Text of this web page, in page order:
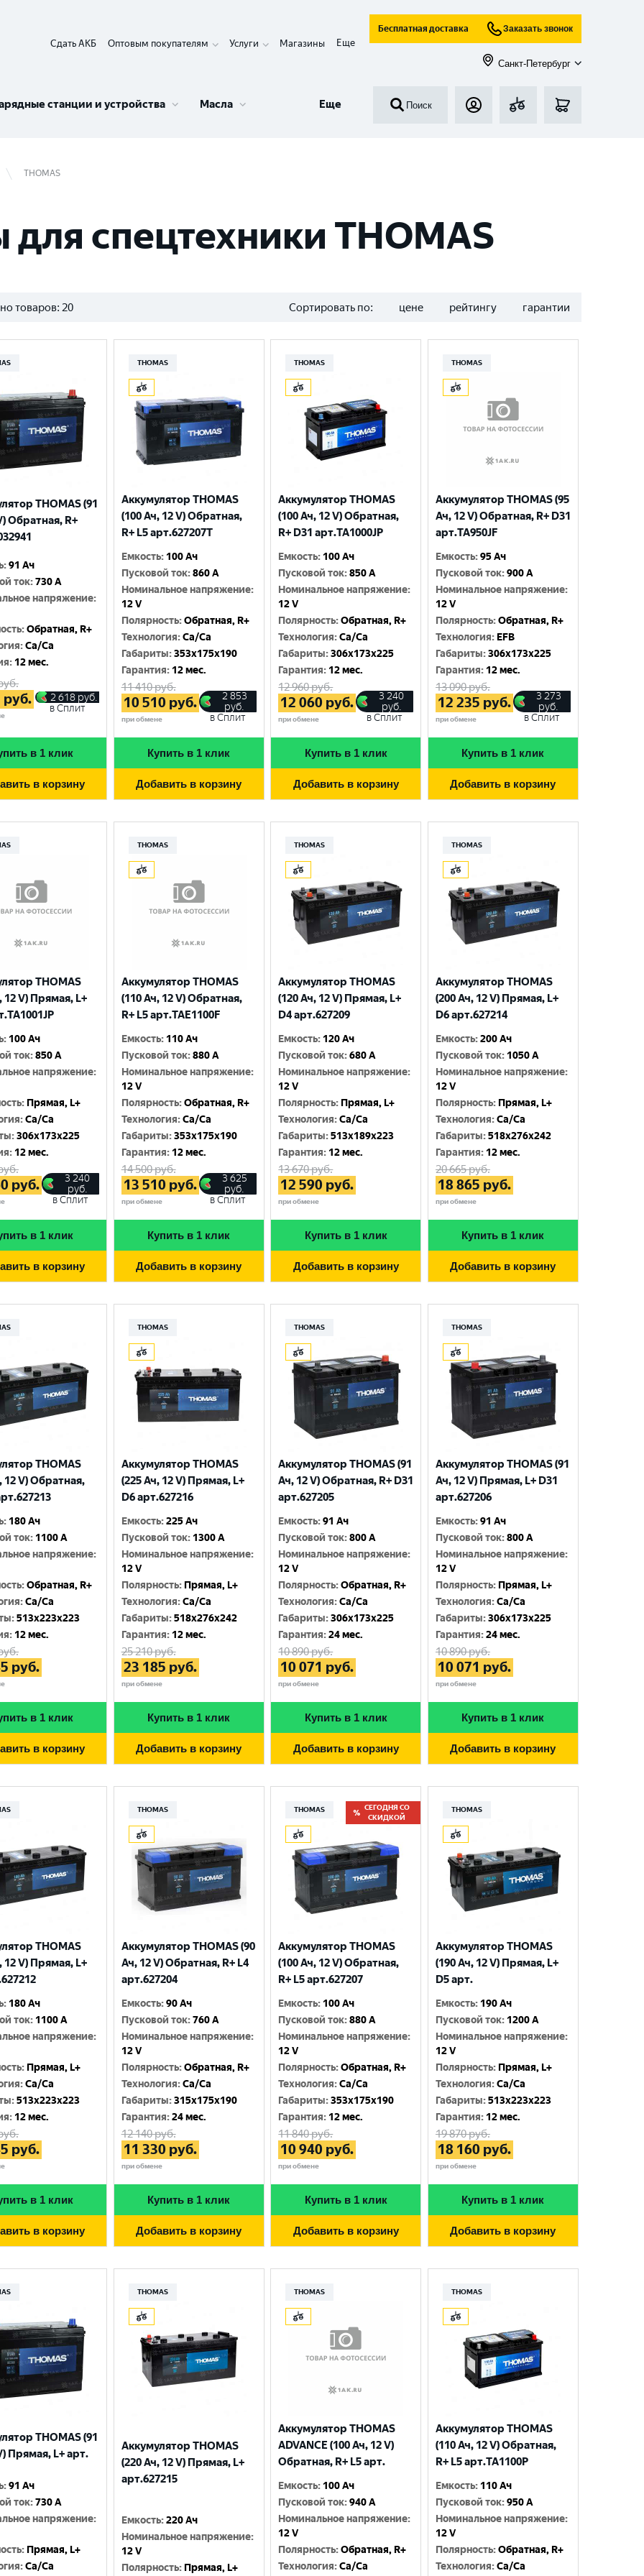
Сдать АКБ Оптовым покупателям Услуги Магазины Еще
Бесплатная доставка Заказать звонок
Санкт-Петербург
станции и устройства Масла Еще Поиск
THOMAS
спецтехники THOMAS
товаров: 20 Сортировать по: цене рейтингу гарантии
THOMAS (91
Обратная, R+
:91 Ач
ток:730 A
напряжение:
:Обратная, R+
:Ca/Ca
: 12 мес.
руб. 2 618 руб.
в Сплит
в 1 клик
в корзину
THOMAS
Аккумулятор THOMAS
(100 Ач, 12 V) Обратная,
R+ L5 арт.627207T
Емкость: 100 Ач
Пусковой ток:860 A
Номинальное напряжение:
12 V
Полярность:Обратная, R+
Технология:Ca/Ca
Габариты:353x175x190
Гарантия: 12 мес.
11 410руб.
10 510 руб.
при обмене
2 853
руб.
в Сплит
Купить в 1 клик
Добавить в корзину
THOMAS
Аккумулятор THOMAS
(100 Ач, 12 V) Обратная,
R+ D31 арт.TA1000JP
Емкость: 100 Ач
Пусковой ток:850 A
Номинальное напряжение:
12 V
Полярность:Обратная, R+
Технология:Ca/Ca
Габариты:306x173x225
Гарантия: 12 мес.
12 960руб.
12 060 руб.
при обмене
3 240
руб.
в Сплит
Купить в 1 клик
Добавить в корзину
THOMAS
Аккумулятор THOMAS (95
Ач, 12 V) Обратная, R+ D31
арт.TA950JF
Емкость:95 Ач
Пусковой ток:900 A
Номинальное напряжение:
12 V
Полярность:Обратная, R+
Технология: EFB
Габариты:306x173x225
Гарантия: 12 мес.
13 090руб.
12 235 руб.
при обмене
3 273
руб.
в Сплит
Купить в 1 клик
Добавить в корзину
THOMAS
12 V) Прямая, L+
: 100 Ач
ток:850 A
напряжение:
: Прямая, L+
:Ca/Ca
:306x173x225
: 12 мес.
руб.
3 240
руб.
в Сплит
в 1 клик
в корзину
THOMAS
Аккумулятор THOMAS
(110 Ач, 12 V) Обратная,
R+ L5 арт.TAE1100F
Емкость: 110 Ач
Пусковой ток:880 A
Номинальное напряжение:
12 V
Полярность:Обратная, R+
Технология:Ca/Ca
Габариты:353x175x190
Гарантия: 12 мес.
14 500руб.
13 510 руб.
при обмене
3 625
руб.
в Сплит
Купить в 1 клик
Добавить в корзину
THOMAS
Аккумулятор THOMAS
(120 Ач, 12 V) Прямая, L+
D4 арт.627209
Емкость: 120 Ач
Пусковой ток:680 A
Номинальное напряжение:
12 V
Полярность: Прямая, L+
Технология:Ca/Ca
Габариты:513x189x223
Гарантия: 12 мес.
13 670руб.
12 590 руб.
при обмене
Купить в 1 клик
Добавить в корзину
THOMAS
Аккумулятор THOMAS
(200 Ач, 12 V) Прямая, L+
D6 арт.627214
Емкость:200 Ач
Пусковой ток: 1050 A
Номинальное напряжение:
12 V
Полярность: Прямая, L+
Технология:Ca/Ca
Габариты:518x276x242
Гарантия: 12 мес.
20 665руб.
18 865 руб.
при обмене
Купить в 1 клик
Добавить в корзину
THOMAS
12 V) Обратная,
: 180 Ач
ток: 1100 A
напряжение:
:Обратная, R+
:Ca/Ca
:513x223x223
: 12 мес.
руб.
в 1 клик
в корзину
THOMAS
Аккумулятор THOMAS
(225 Ач, 12 V) Прямая, L+
D6 арт.627216
Емкость:225 Ач
Пусковой ток: 1300 A
Номинальное напряжение:
12 V
Полярность: Прямая, L+
Технология:Ca/Ca
Габариты:518x276x242
Гарантия: 12 мес.
25 210руб.
23 185 руб.
при обмене
Купить в 1 клик
Добавить в корзину
THOMAS
Аккумулятор THOMAS (91
Ач, 12 V) Обратная, R+ D31
арт.627205
Емкость:91 Ач
Пусковой ток:800 A
Номинальное напряжение:
12 V
Полярность:Обратная, R+
Технология:Ca/Ca
Габариты:306x173x225
Гарантия:24 мес.
10 890руб.
10 071 руб.
при обмене
Купить в 1 клик
Добавить в корзину
THOMAS
Аккумулятор THOMAS (91
Ач, 12 V) Прямая, L+ D31
арт.627206
Емкость:91 Ач
Пусковой ток:800 A
Номинальное напряжение:
12 V
Полярность: Прямая, L+
Технология:Ca/Ca
Габариты:306x173x225
Гарантия:24 мес.
10 890руб.
10 071 руб.
при обмене
Купить в 1 клик
Добавить в корзину
THOMAS
12 V) Прямая, L+
: 180 Ач
ток: 1100 A
напряжение:
: Прямая, L+
:Ca/Ca
:513x223x223
: 12 мес.
руб.
в 1 клик
в корзину
THOMAS
Аккумулятор THOMAS (90
Ач, 12 V) Обратная, R+ L4
арт.627204
Емкость:90 Ач
Пусковой ток:760 A
Номинальное напряжение:
12 V
Полярность:Обратная, R+
Технология:Ca/Ca
Габариты:315x175x190
Гарантия:24 мес.
12 140руб.
11 330 руб.
при обмене
Купить в 1 клик
Добавить в корзину
THOMAS
СЕГОДНЯ СО
СКИДКОЙ
Аккумулятор THOMAS
(100 Ач, 12 V) Обратная,
R+ L5 арт.627207
Емкость: 100 Ач
Пусковой ток:880 A
Номинальное напряжение:
12 V
Полярность:Обратная, R+
Технология:Ca/Ca
Габариты:353x175x190
Гарантия: 12 мес.
11 840руб.
10 940 руб.
при обмене
Купить в 1 клик
Добавить в корзину
THOMAS
Аккумулятор THOMAS
(190 Ач, 12 V) Прямая, L+
D5 арт.
Емкость: 190 Ач
Пусковой ток: 1200 A
Номинальное напряжение:
12 V
Полярность: Прямая, L+
Технология:Ca/Ca
Габариты:513x223x223
Гарантия: 12 мес.
19 870руб.
18 160 руб.
при обмене
Купить в 1 клик
Добавить в корзину
THOMAS (91
Прямая, L+ арт.
:91 Ач
ток:730 A
напряжение:
: Прямая, L+
:Ca/Ca
THOMAS
Аккумулятор THOMAS
(220 Ач, 12 V) Прямая, L+
арт.627215
Емкость:220 Ач
Номинальное напряжение:
12 V
Полярность: Прямая, L+
THOMAS
Аккумулятор THOMAS
ADVANCE (100 Ач, 12 V)
Обратная, R+ L5 арт.
Емкость: 100 Ач
Пусковой ток:940 A
Номинальное напряжение:
12 V
Полярность:Обратная, R+
Технология:Ca/Ca
THOMAS
Аккумулятор THOMAS
(110 Ач, 12 V) Обратная,
R+ L5 арт.TA1100P
Емкость: 110 Ач
Пусковой ток:950 A
Номинальное напряжение:
12 V
Полярность:Обратная, R+
Технология:Ca/Ca
Выберите ваш город
Великий Новгород
Гатчина
Москва
Смоленск